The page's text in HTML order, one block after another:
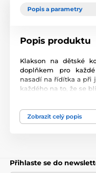
Popis a parametry
Popis produktu
Klakson na dětské
doplňkem pro
nasadí na řídítka a při
každého na to, že se
Zobrazit celý popis
Přihlaste se do